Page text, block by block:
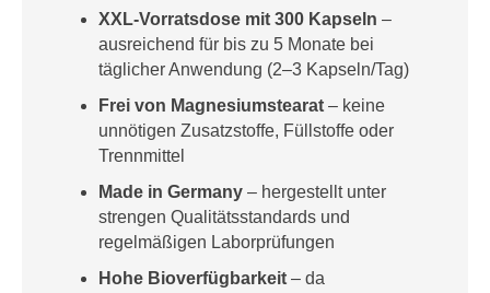
XXL-Vorratsdose mit 300 Kapseln –
ausreichend für bis zu 5 Monate bei
täglicher Anwendung (2–3 Kapseln/Tag)
Frei von Magnesiumstearat – keine
unnötigen Zusatzstoffe, Füllstoffe oder
Trennmittel
Made in Germany – hergestellt unter
strengen Qualitätsstandards und
regelmäßigen Laborprüfungen
Hohe Bioverfügbarkeit – da